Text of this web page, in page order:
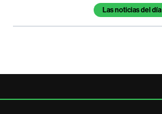
Temas de este artículoLas noticias del día